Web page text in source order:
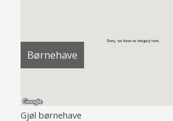
Børnehave
Gjøl børnehave